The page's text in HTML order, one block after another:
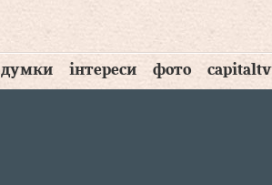
думки інтереси фото capitaltv